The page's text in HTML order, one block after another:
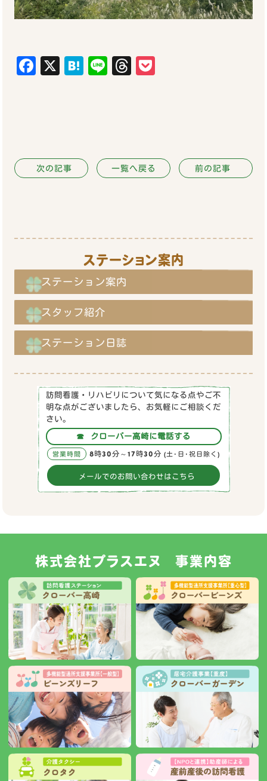
Facebook
X Hatena
LineThreads
次の記事 一覧へ戻る 前の記事
ステーション案内
ステーション案内
スタッフ紹介
ステーション日誌
訪問看護・リハビリについて気になる点やご不
明な点がございましたら、お気軽にご相談くだ
さい。
☎ クローバー高崎に電話する
営業時間 8時30分～17時30分 (土･日･祝日除く)
メールでのお問い合わせはこちら
株式会社プラスエヌ 事業内容